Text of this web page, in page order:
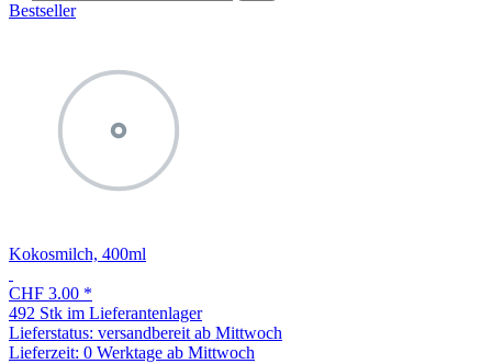
Bestseller
Kokosmilch, 400ml
CHF 3.00 *
492 Stk im Lieferantenlager
Lieferstatus: versandbereit ab Mittwoch
Lieferzeit: 0 Werktage ab Mittwoch